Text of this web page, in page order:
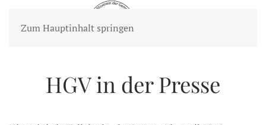
Zum Hauptinhalt springen
HGV in der Presse